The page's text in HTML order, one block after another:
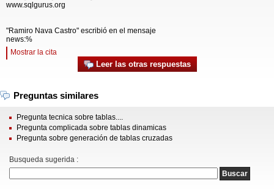
www.sqlgurus.org
"Ramiro Nava Castro" escribió en el mensaje
news:%
Mostrar la cita
Leer las otras respuestas
Preguntas similares
Pregunta tecnica sobre tablas....
Pregunta complicada sobre tablas dinamicas
Pregunta sobre generación de tablas cruzadas
Busqueda sugerida :